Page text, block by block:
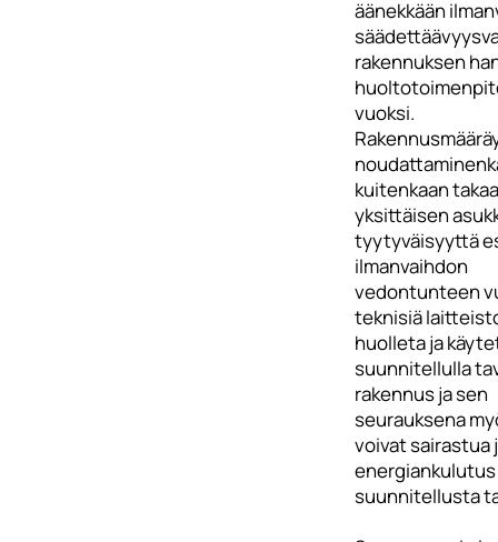
äänekkään
rakennuksen
vuoksi.
kuitenkaan takaa
yksittäisen
tyytyväisyyttä
ilmanvaihdon
vedontunteen
teknisiä
huolleta ja
suunnitellulla
rakennus ja sen
seurauksena
voivat sairastua
suunnitellusta